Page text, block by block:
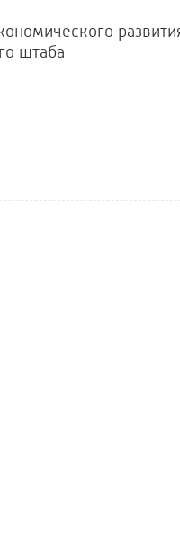
штаба